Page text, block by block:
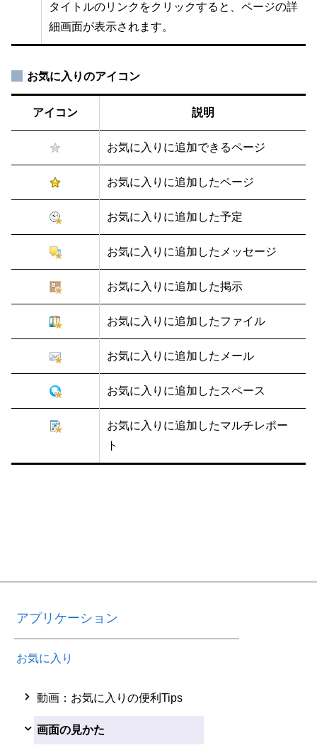
タイトルのリンクをクリックすると、ページの詳
細画面が表示されます。
お気に入りのアイコン
アイコン 説明
お気に入りに追加できるページ
お気に入りに追加したページ
お気に入りに追加した予定
お気に入りに追加したメッセージ
お気に入りに追加した掲示
お気に入りに追加したファイル
お気に入りに追加したメール
お気に入りに追加したスペース
お気に入りに追加したマルチレポー
ト
アプリケーション
お気に入り
動画：お気に入りの便利Tips
画面の見かた